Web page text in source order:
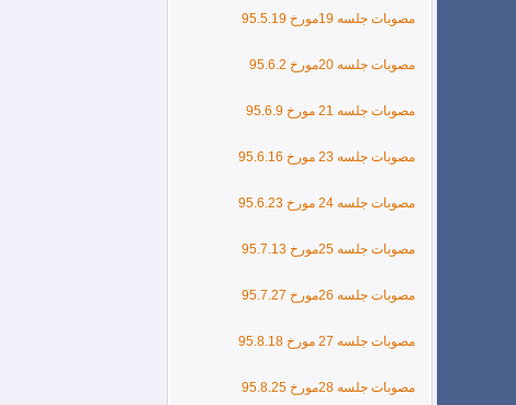
مصوبات جلسه 19مورخ 95.5.19
مصوبات جلسه 20مورخ 95.6.2
مصوبات جلسه 21 مورخ 95.6.9
مصوبات جلسه 23 مورخ 95.6.16
مصوبات جلسه 24 مورخ 95.6.23
مصوبات جلسه 25مورخ 95.7.13
مصوبات جلسه 26مورخ 95.7.27
مصوبات جلسه 27 مورخ 95.8.18
مصوبات جلسه 28مورخ 95.8.25